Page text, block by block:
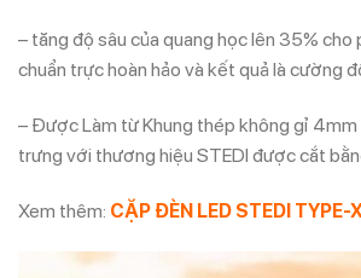
– tăng độ sâu của quang học lên 35% cho
chuẩn trực hoàn hảo và kết quả là cường
– Được Làm từ Khung thép không gỉ 4mm
trưng với thương hiệu STEDI được cắt
Xem thêm: CẶP ĐÈN LED STEDI